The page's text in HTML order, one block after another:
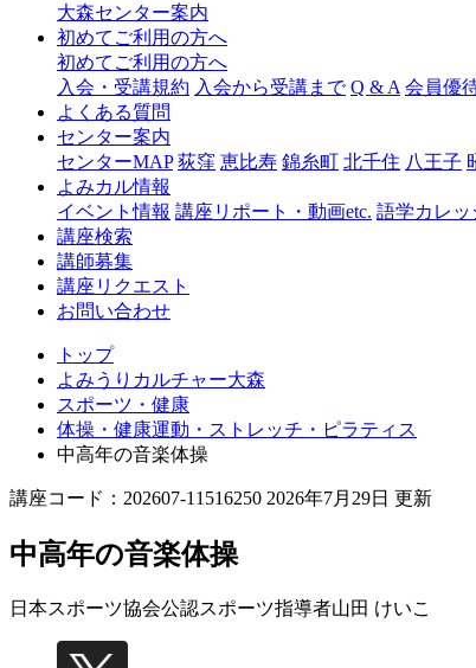
ャ
大
森
大森センター案内
初めてご利用の方へ
初めてご利用の方へ
入会・受講規約 入会から受講まで Q & A 会員優
よくある質問
センター案内
センターMAP 荻窪 恵比寿 錦糸町 北千住 八王子
よみカル情報
イベント情報 講座リポート・動画etc. 語学カレッ
講座検索
講師募集
講座リクエスト
お問い合わせ
トップ
よみうりカルチャー大森
スポーツ・健康
体操・健康運動・ストレッチ・ピラティス
中高年の音楽体操
講座コード：202607-11516250 2026年7月29日 更新
中高年の音楽体操
日本スポーツ協会公認スポーツ指導者山田 けいこ